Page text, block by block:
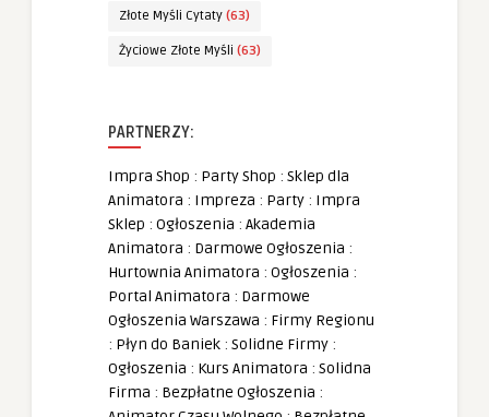
Złote Myśli Cytaty (63)
Życiowe Złote Myśli (63)
PARTNERZY:
Impra Shop : Party Shop : Sklep dla
Animatora : Impreza : Party : Impra
Sklep : Ogłoszenia : Akademia
Animatora : Darmowe Ogłoszenia :
Hurtownia Animatora : Ogłoszenia :
Portal Animatora : Darmowe
Ogłoszenia Warszawa : Firmy Regionu
: Płyn do Baniek : Solidne Firmy :
Ogłoszenia : Kurs Animatora : Solidna
Firma : Bezpłatne Ogłoszenia :